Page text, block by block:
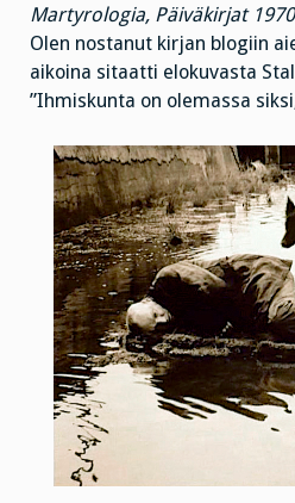
Martyrologia, Päiväkirjat
Olen nostanut kirjan blogiin
aikoina sitaatti elokuvasta
”Ihmiskunta on olemassa